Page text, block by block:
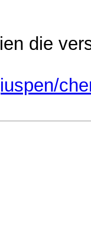
die